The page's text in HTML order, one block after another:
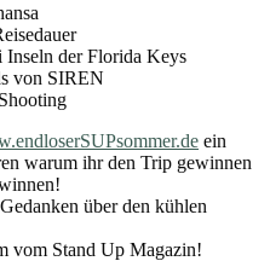
Inseln der Florida Keys
von SIREN
ein
warum ihr den Trip gewinnen
über den kühlen
vom Stand Up Magazin!